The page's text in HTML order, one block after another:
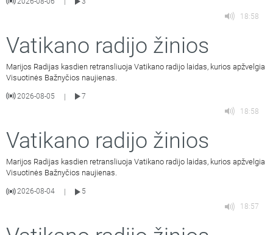
18:58
Vatikano radijo žinios
Marijos Radijas kasdien retransliuoja Vatikano radijo laidas, kurios apžvelgia
Visuotinės Bažnyčios naujienas.
2026-08-05 |
7
18:58
Vatikano radijo žinios
Marijos Radijas kasdien retransliuoja Vatikano radijo laidas, kurios apžvelgia
Visuotinės Bažnyčios naujienas.
2026-08-04
5
18:57